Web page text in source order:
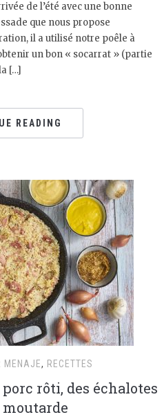
de l’été avec une bonne
que nous propose
il a utilisé notre poêle à
un bon « socarrat » (partie
[…]
READING
MENAJE, RECETTES
rôti, des échalotes
moutarde